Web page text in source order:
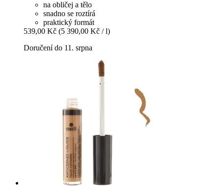
na obličej a tělo
snadno se roztírá
praktický formát
539,00 Kč (5 390,00 Kč / l)
Doručení do 11. srpna